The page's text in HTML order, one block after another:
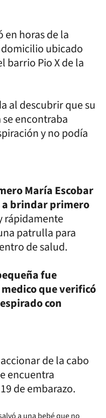
horas de la
ubicado
barrio Pio X de la
al descubrir que su
encontraba
y no podía
María Escobar
a brindar primero
rápidamente
patrulla para
de salud.
fue
que verificó
con
de la cabo
encuentra
de embarazo.